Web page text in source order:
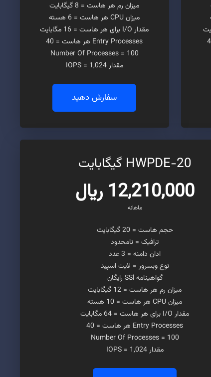
میزان رم هر هاست = 8 گیگابایت
میزان CPU هر هاست = 6 هسته
مقدار I/O برای هر هاست = 16 مگابایت
Entry Processes هر هاست = 40
Number Of Processes = 100
مقدار IOPS = 1,024
سفارش دهید
HWPDE-20 گیگابایت
12,210,000 ریال
ماهانه
حجم هاست = 20 گیگابایت
ترافیک = نامحدود
ادان دامنه = 3 عدد
نوع وبسرور = لایت اسپید
گواهینامه SSl رایگان
میزان رم هر هاست = 12 گیگابایت
میزان CPU هر هاست = 10 هسته
مقدار I/O برای هر هاست = 64 مگابایت
Entry Processes هر هاست = 40
Number Of Processes = 100
مقدار IOPS = 1,024